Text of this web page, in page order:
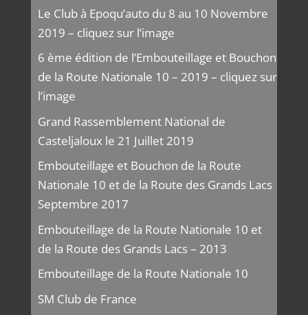
Le Club à Epoqu’auto du 8 au 10 Novembre
2019 – cliquez sur l’image
6 ème édition de l’Embouteillage et Bouchon
de la Route Nationale 10 – 2019 – cliquez sur
l’image
Grand Rassemblement National de
Casteljaloux le 21 Juillet 2019
Embouteillage et Bouchon de la Route
Nationale 10 et de la Route des Grands Lacs
Septembre 2017
Embouteillage de la Route Nationale 10 et
de la Route des Grands Lacs – 2013
Embouteillage de la Route Nationale 10
SM Club de France